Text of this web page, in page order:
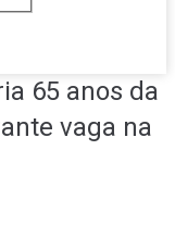
65 anos da
vaga na